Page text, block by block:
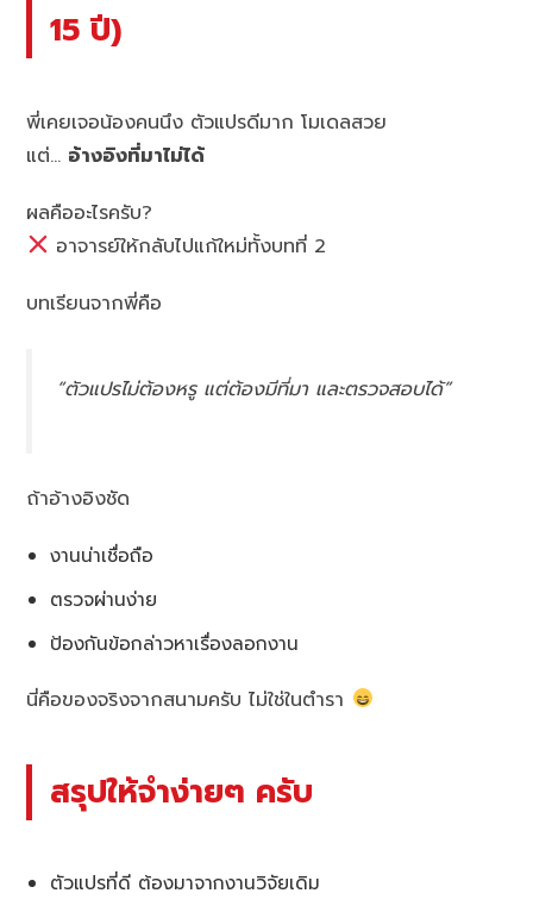
15 ปี)
พี่เคยเจอน้องคนนึง ตัวแปรดีมาก โมเดลสวย
แต่… อ้างอิงที่มาไม่ได้
ผลคืออะไรครับ?
อาจารย์ให้กลับไปแก้ใหม่ทั้งบทที่ 2
บทเรียนจากพี่คือ
“ตัวแปรไม่ต้องหรู แต่ต้องมีที่มา และตรวจสอบได้”
ถ้าอ้างอิงชัด
งานน่าเชื่อถือ
ตรวจผ่านง่าย
ป้องกันข้อกล่าวหาเรื่องลอกงาน
นี่คือของจริงจากสนามครับ ไม่ใช่ในตำรา
สรุปให้จำง่ายๆ ครับ
ตัวแปรที่ดี ต้องมาจากงานวิจัยเดิม